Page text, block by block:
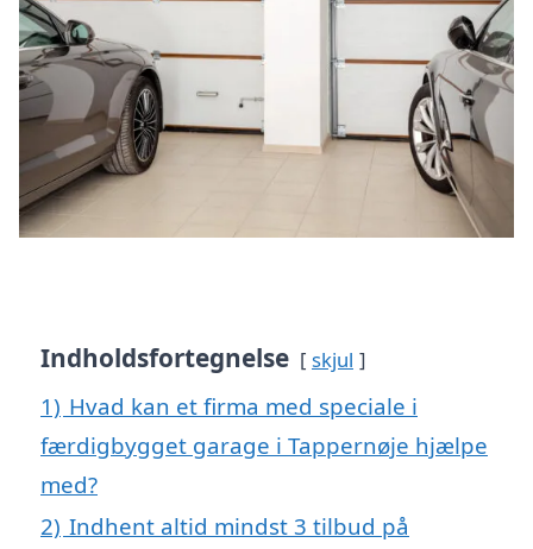
Indholdsfortegnelse skjul
1) Hvad kan et firma med speciale i
færdigbygget garage i Tappernøje hjælpe
med?
2) Indhent altid mindst 3 tilbud på